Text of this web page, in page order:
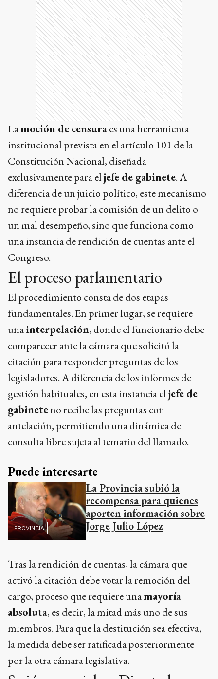
Ads
Lamoción de censuraes una herramienta
institucional prevista en el artículo 101 de la
Constitución Nacional, diseñada
exclusivamente para eljefe de gabinete. A
diferencia de un juicio político, este mecanismo
no requiere probar la comisión de un delito o
un mal desempeño, sino que funciona como
una instancia de rendición de cuentas ante el
Congreso.
El proceso parlamentario
El procedimiento consta de dos etapas
fundamentales. En primer lugar, se requiere
unainterpelación, donde el funcionario debe
comparecer ante la cámara que solicitó la
citación para responder preguntas de los
legisladores. A diferencia de los informes de
gestión habituales, en esta instancia eljefe de
gabineteno recibe las preguntas con
antelación, permitiendo una dinámica de
consulta libre sujeta al temario del llamado.
Puede interesarte
PROVINCIA
La Provincia subió la
recompensa para quienes
aporten información sobre
Jorge Julio López
Tras la rendición de cuentas, la cámara que
activó la citación debe votar la remoción del
cargo, proceso que requiere unamayoría
absoluta, es decir, la mitad más uno de sus
miembros. Para que la destitución sea efectiva,
la medida debe ser ratificada posteriormente
por la otra cámara legislativa.